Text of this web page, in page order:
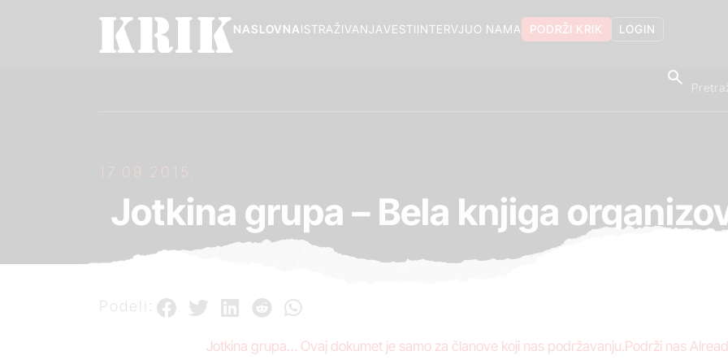
LOGIN
PODRŽI KRIK
O NAMA
INTERVJU
VESTI
ISTRAŽIVANJA
NASLOVNA
17.09.2015.
Jotkina grupa – Bela knjiga
Podeli:
Jotkina grupa… Ovaj dokumet je samo za članove koji nas podržavanju.Podrži nas